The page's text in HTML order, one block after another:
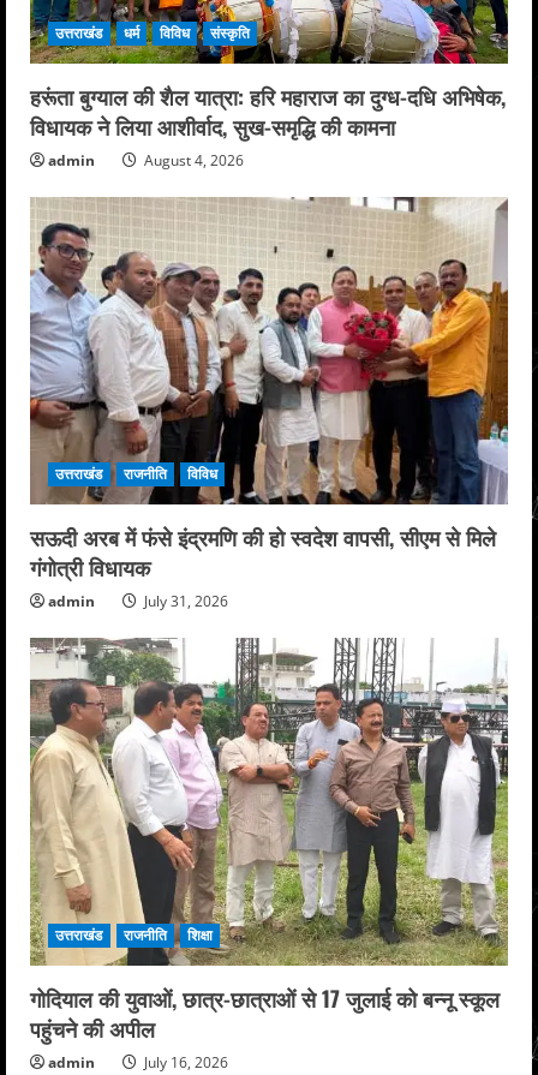
उत्तराखंड धर्म विविध संस्कृति
हरूंता बुग्याल की शैल यात्रा: हरि महाराज का दुग्ध-दधि अभिषेक,
विधायक ने लिया आशीर्वाद, सुख-समृद्धि की कामना
admin August 4, 2026
उत्तराखंड राजनीति विविध
सऊदी अरब में फंसे इंद्रमणि की हो स्वदेश वापसी, सीएम से मिले
गंगोत्री विधायक
admin July 31, 2026
उत्तराखंड राजनीति शिक्षा
गोदियाल की युवाओं, छात्र-छात्राओं से 17 जुलाई को बन्नू स्कूल
पहुंचने की अपील
admin July 16, 2026